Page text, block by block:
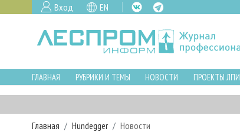
Вход EN
ГЛАВНАЯ РУБРИКИ И ТЕМЫ НОВОСТИ ПРОЕКТЫ ЛПИ
Главная Hundegger
Новости